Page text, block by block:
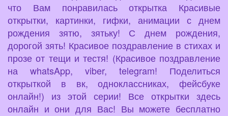
что Вам понравилась открытка Красивые
открытки, картинки, гифки, анимации с днем
рождения зятю, зятьку! С днем рождения,
дорогой зять! Красивое поздравление в стихах и
прозе от тещи и тестя! (Красивое поздравление
на whatsApp, viber, telegram! Поделиться
открыткой в вк, одноклассниках, фейсбуке
онлайн!) из этой серии! Все открытки здесь
онлайн и они для Вас! Вы можете бесплатно